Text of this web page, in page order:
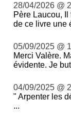
28/04/2026 @
Père Laucou,
de ce livre une
05/09/2025 @
Merci Valère.
évidente. Je
04/09/2025 @
" Arpenter les
...